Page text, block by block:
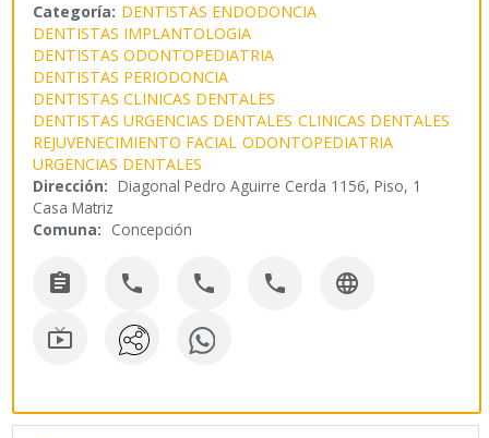
Categoría: DENTISTAS ENDODONCIA
DENTISTAS IMPLANTOLOGIA
DENTISTAS ODONTOPEDIATRIA
DENTISTAS PERIODONCIA
DENTISTAS CLINICAS DENTALES
DENTISTAS URGENCIAS DENTALES CLINICAS DENTALES
REJUVENECIMIENTO FACIAL ODONTOPEDIATRIA
URGENCIAS DENTALES
Dirección: Diagonal Pedro Aguirre Cerda 1156, Piso, 1
Casa Matriz
Comuna: Concepción
    
